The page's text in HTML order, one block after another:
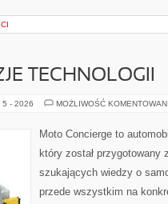
TECHNOLOGII
5 - 2026 MOŻLIWOŚĆ
Moto Concierge to
który został przygotowany
szukających wiedzy o
przede wszystkim na